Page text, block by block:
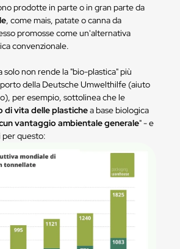
prodotte in parte o in gran parte da
, come mais, patate o canna da
promosse come un'alternativa
convenzionale.
solo non rende la "bio-plastica" più
della Deutsche Umwelthilfe (aiuto
per esempio, sottolinea che le
di vita delle plastichea base biologica
vantaggio ambientale generale" - e
per questo: